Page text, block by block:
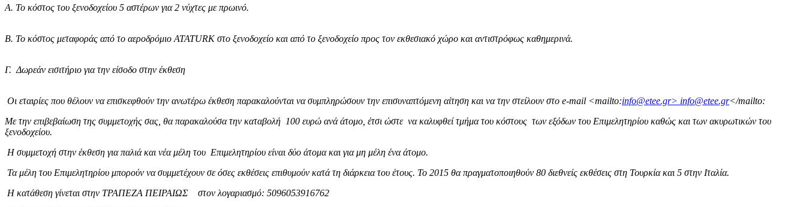
Α. Το κόστος του ξενοδοχείου 5 αστέρων για 2 νύχτες με πρωινό.
B. Το κόστος μεταφοράς από το αεροδρόμιο ATATURK στο ξενοδοχείο και από το ξενοδοχείο προς τον εκθεσιακό χώρο και αντιστρόφως καθημερινά.
Γ. Δωρεάν εισιτήριο για την είσοδο στην έκθεση
Οι εταιρίες που θέλουν να επισκεφθούν την ανωτέρω έκθεση παρακαλούνται να συμπληρώσουν την επισυναπτόμενη αίτηση και να την στείλουν στο e-mail <mailto:info@etee.gr> info@etee.gr</mailto:
Με την επιβεβαίωση της συμμετοχής σας, θα παρακαλούσα την καταβολή 100 ευρώ ανά άτομο, έτσι ώστε να καλυφθεί τμήμα του κόστους των εξόδων του Επιμελητηρίου καθώς και των ακυρωτικών του
ξενοδοχείου.
Η συμμετοχή στην έκθεση για παλιά και νέα μέλη του Επιμελητηρίου είναι δύο άτομα και για μη μέλη ένα άτομο.
Τα μέλη του Επιμελητηρίου μπορούν να συμμετέχουν σε όσες εκθέσεις επιθυμούν κατά τη διάρκεια του έτους. To 2015 θα πραγματοποιηθούν 80 διεθνείς εκθέσεις στη Τουρκία και 5 στην Ιταλία.
Η κατάθεση γίνεται στην ΤΡΑΠΕΖΑ ΠΕΙΡΑΙΩΣ στον λογαριασμό: 5096053916762